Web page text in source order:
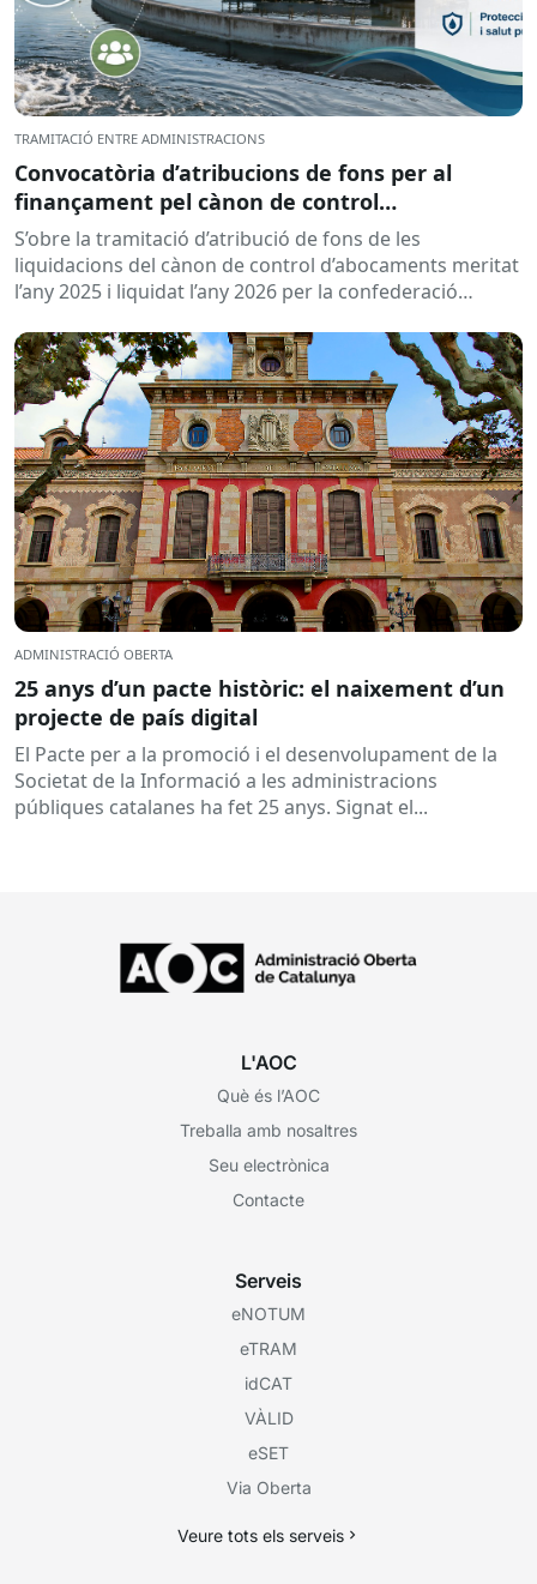
TRAMITACIÓ ENTRE ADMINISTRACIONS
Convocatòria d’atribucions de fons per al
finançament pel cànon de control
d’abocaments meritat l’any 2025 i liquidat l’any
2026
S’obre la tramitació d’atribució de fons de les
liquidacions del cànon de control d’abocaments meritat
l’any 2025 i liquidat l’any 2026 per la confederació
ADMINISTRACIÓ OBERTA
25 anys d’un pacte històric: el naixement d’un
projecte de país digital
El Pacte per a la promoció i el desenvolupament de la
Societat de la Informació a les administracions
públiques catalanes ha fet 25 anys. Signat el...
L'AOC
Què és l’AOC
Treballa amb nosaltres
Seu electrònica
Contacte
Serveis
eNOTUM
eTRAM
idCAT
VÀLID
eSET
Via Oberta
Veure tots els serveis